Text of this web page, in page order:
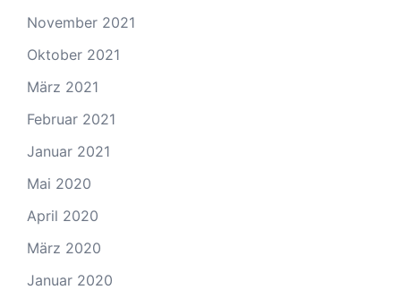
November 2021
Oktober 2021
März 2021
Februar 2021
Januar 2021
Mai 2020
April 2020
März 2020
Januar 2020